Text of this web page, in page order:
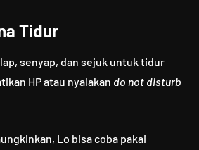
Tidur
senyap, dan sejuk untuk tidur
HP atau nyalakan do not disturb
Lo bisa coba pakai